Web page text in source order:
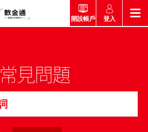
開設帳戶 登入
常見問題